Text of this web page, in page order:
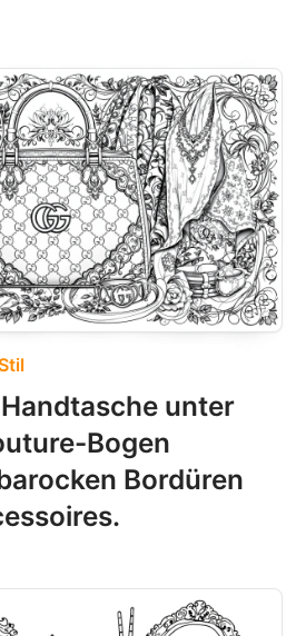
unter
Bogen
Bordüren